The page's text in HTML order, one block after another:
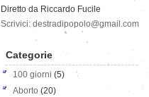
Diretto da Riccardo Fucile
Scrivici: destradipopolo@gmail.com
Categorie
100 giorni (5)
Aborto (20)